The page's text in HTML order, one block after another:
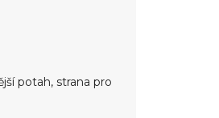
potah, strana pro